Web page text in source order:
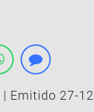
| Emitido 27-